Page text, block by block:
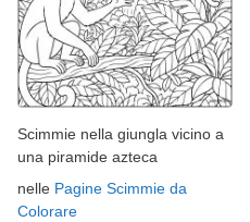
Scimmie nella giungla vicino a
una piramide azteca
nelle Pagine Scimmie da
Colorare